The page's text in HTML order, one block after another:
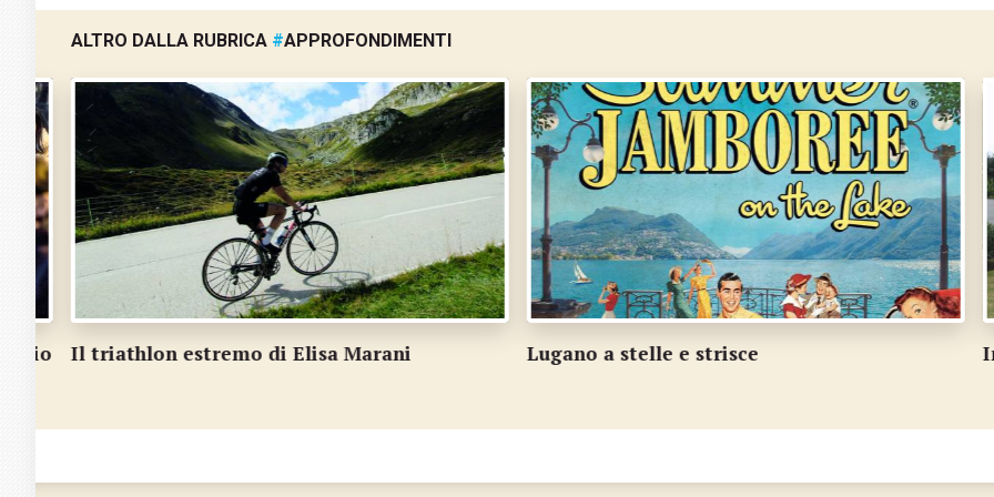
ALTRO DALLA RUBRICA #APPROFONDIMENTI
Lugano a stelle e strisce In Cà Rossa a Pregassona c'è posto per tutti